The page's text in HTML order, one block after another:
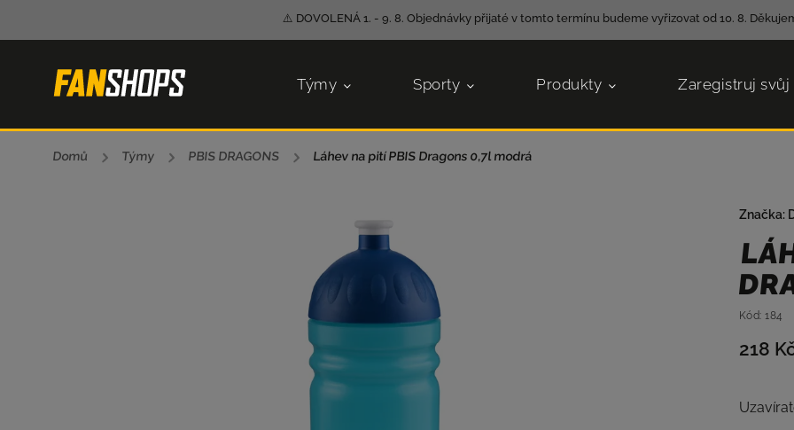
⚠️ DOVOLENÁ 1. - 9. 8. Objednávky přijaté v tomto termínu budeme vyřizovat od 10. 8.
Týmy Sporty Produkty Zaregistruj svůj
Domů / Týmy / PBIS DRAGONS / Láhev na pití PBIS Dragons 0,7l modrá
Kód: 184
218
Značka: